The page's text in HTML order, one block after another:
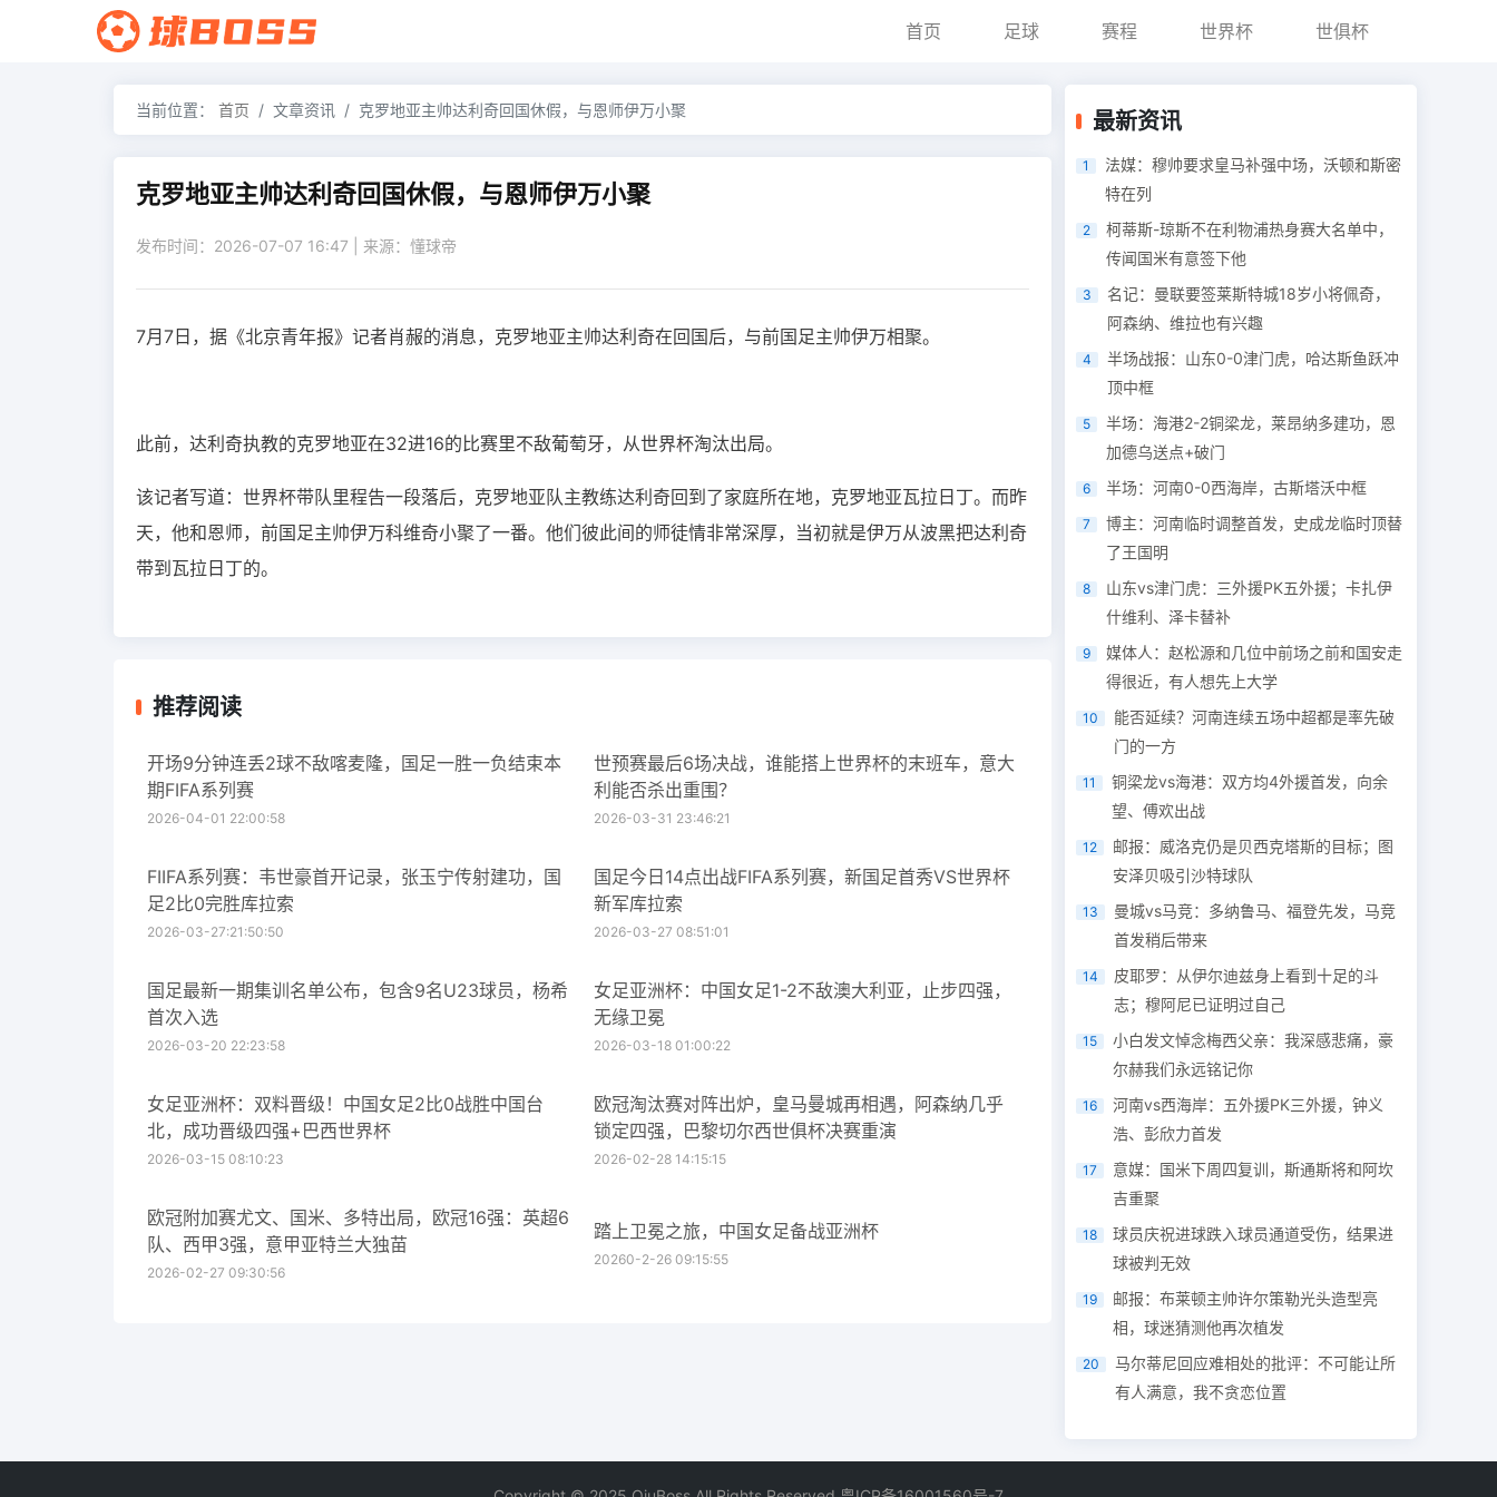
首页 足球 赛程 世界杯 世俱杯
当前位置： 首页 文章资讯 克罗地亚主帅达利奇回国休假，与恩师伊万小聚
克罗地亚主帅达利奇回国休假，与恩师伊万小聚
发布时间：2026-07-07 16:47 | 来源：懂球帝
7月7日，据《北京青年报》记者肖赧的消息，克罗地亚主帅达利奇在回国后，与前国足主帅伊万相聚。
此前，达利奇执教的克罗地亚在32进16的比赛里不敌葡萄牙，从世界杯淘汰出局。
该记者写道：世界杯带队里程告一段落后，克罗地亚队主教练达利奇回到了家庭所在地，克罗地亚瓦拉日丁。而昨
天，他和恩师，前国足主帅伊万科维奇小聚了一番。他们彼此间的师徒情非常深厚，当初就是伊万从波黑把达利奇
带到瓦拉日丁的。
推荐阅读
开场9分钟连丢2球不敌喀麦隆，国足一胜一负结束本
期FIFA系列赛
2026-04-01 22:00:58
世预赛最后6场决战，谁能搭上世界杯的末班车，意大
利能否杀出重围？
2026-03-31 23:46:21
FIIFA系列赛：韦世豪首开记录，张玉宁传射建功，国
足2比0完胜库拉索
2026-03-27:21:50:50
国足今日14点出战FIFA系列赛，新国足首秀VS世界杯
新军库拉索
2026-03-27 08:51:01
国足最新一期集训名单公布，包含9名U23球员，杨希
首次入选
2026-03-20 22:23:58
女足亚洲杯：中国女足1-2不敌澳大利亚，止步四强，
无缘卫冕
2026-03-18 01:00:22
女足亚洲杯：双料晋级！中国女足2比0战胜中国台
北，成功晋级四强+巴西世界杯
2026-03-15 08:10:23
欧冠淘汰赛对阵出炉，皇马曼城再相遇，阿森纳几乎
锁定四强，巴黎切尔西世俱杯决赛重演
2026-02-28 14:15:15
欧冠附加赛尤文、国米、多特出局，欧冠16强：英超6
队、西甲3强，意甲亚特兰大独苗
2026-02-27 09:30:56
踏上卫冕之旅，中国女足备战亚洲杯
20260-2-26 09:15:55
最新资讯
1
法媒：穆帅要求皇马补强中场，沃顿和斯密
特在列
2
柯蒂斯-琼斯不在利物浦热身赛大名单中，
传闻国米有意签下他
3
名记：曼联要签莱斯特城18岁小将佩奇，
阿森纳、维拉也有兴趣
4
半场战报：山东0-0津门虎，哈达斯鱼跃冲
顶中框
5
半场：海港2-2铜梁龙，莱昂纳多建功，恩
加德乌送点+破门
6 半场：河南0-0西海岸，古斯塔沃中框
7
博主：河南临时调整首发，史成龙临时顶替
了王国明
8
山东vs津门虎：三外援PK五外援；卡扎伊
什维利、泽卡替补
9
媒体人：赵松源和几位中前场之前和国安走
得很近，有人想先上大学
10
能否延续？河南连续五场中超都是率先破
门的一方
11
铜梁龙vs海港：双方均4外援首发，向余
望、傅欢出战
12
邮报：威洛克仍是贝西克塔斯的目标；图
安泽贝吸引沙特球队
13
曼城vs马竞：多纳鲁马、福登先发，马竞
首发稍后带来
14
皮耶罗：从伊尔迪兹身上看到十足的斗
志；穆阿尼已证明过自己
15
小白发文悼念梅西父亲：我深感悲痛，豪
尔赫我们永远铭记你
16
河南vs西海岸：五外援PK三外援，钟义
浩、彭欣力首发
17
意媒：国米下周四复训，斯通斯将和阿坎
吉重聚
18
球员庆祝进球跌入球员通道受伤，结果进
球被判无效
19
邮报：布莱顿主帅许尔策勒光头造型亮
相，球迷猜测他再次植发
20
马尔蒂尼回应难相处的批评：不可能让所
有人满意，我不贪恋位置